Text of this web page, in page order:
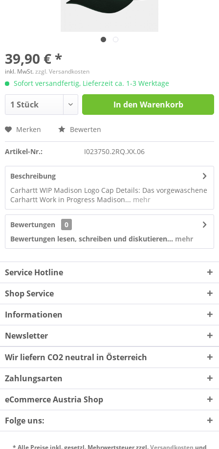
39,90 € *
inkl. MwSt.zzgl. Versandkosten
Sofort versandfertig, Lieferzeit ca. 1-3 Werktage
In den Warenkorb
Merken Bewerten
Artikel-Nr.: I023750.2RQ.XX.06
Beschreibung
Carhartt WIP Madison Logo Cap Details: Das vorgewaschene
Carhartt Work in Progress Madison... mehr
Bewertungen
0
Bewertungen lesen, schreiben und diskutieren... mehr
Service Hotline
Shop Service
Informationen
Newsletter
Wir liefern CO2 neutral in Österreich
Zahlungsarten
eCommerce Austria Shop
Folge uns: